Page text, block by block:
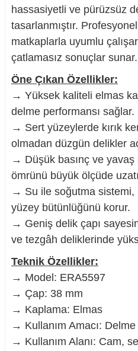
Ucu
ve Lehim Teli
hassasiyetli ve pürüzsüz
tasarlanmıştır.
matkaplarla uyumlu
çatlamasız sonuçlar sunar.
Öne Çıkan Özellikler:
→ Yüksek kaliteli elmas
delme performansı sağlar.
→ Sert yüzeylerde kırık
olmadan düzgün delikler
→ Düşük basınç ve yavaş
ömrünü büyük ölçüde
→ Su ile soğutma sistemi,
yüzey bütünlüğünü korur.
→ Geniş delik çapı
ve tezgâh deliklerinde
Teknik Özellikler:
→ Model: ERA5597
→ Çap: 38 mm
→ Kaplama: Elmas
→ Kullanım Amacı: Delme
→ Kullanım Alanı: Cam,